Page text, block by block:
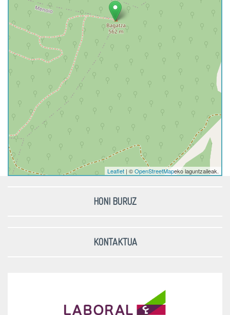
Leaflet | ©OpenStreetMapeko laguntzaileak.
HONI BURUZ
KONTAKTUA